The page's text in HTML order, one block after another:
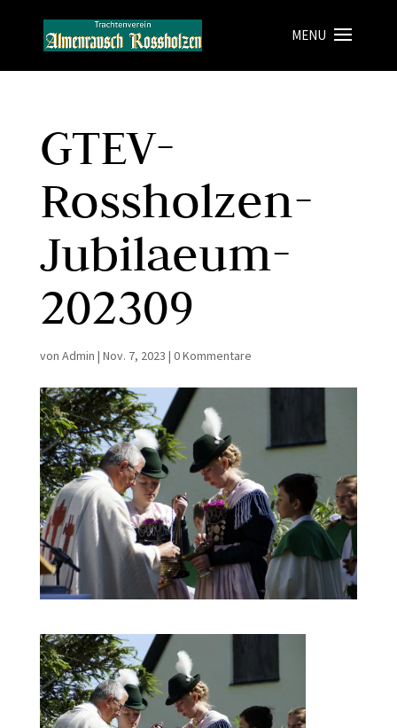
GTEV-
Rossholzen-
Jubilaeum-
202309
von Admin | Nov. 7, 2023 | 0 Kommentare